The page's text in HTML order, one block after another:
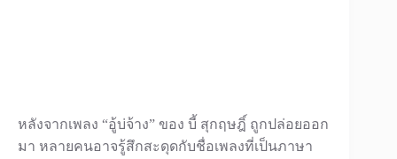
หลังจากเพลง “อู้บ่จ้าง” ของ บี้ สุกฤษฎิ์ ถูกปล่อยออก
มา หลายคนอาจรู้สึกสะดุดกับชื่อเพลงที่เป็นภาษา